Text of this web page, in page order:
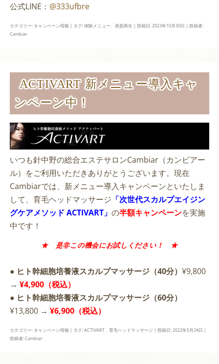
公式LINE： @333ufbre
カテゴリー: キャンペーン情報 | タグ:体験メニュー、 美肌再生 | 投稿日:2023年10月30日 | 投稿者:
Cambiar
ACTIVART 新メニュー導入キャ
ンペーン中！
いつも針中野の総合エステサロンCambiar（カンビアー
ル）をご利用いただきありがとうございます。現在
Cambiarでは、新メニュー導入キャンペーンといたしま
して、育毛ヘッドマッサージ 「次世代スカルプエイジン
グケアメソッド ACTIVART」 の半額キャンペーンを実施
中です！
★ 是非この機会にお試しください！ ★
● ヒト幹細胞培養液スカルプマッサージ（40分） ¥9,800
→ ¥4,900（税込）
● ヒト幹細胞培養液スカルプマッサージ（60分）
¥13,800 → ¥6,900（税込）
カテゴリー: キャンペーン情報 | タグ:ACTIVART、 育毛ヘッドマッサージ | 投稿日:2022年5月24日 |
投稿者:Cambiar